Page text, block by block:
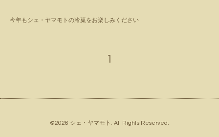
今年もシェ・ヤマモトの冷菓をお楽しみください
1
©2026 シェ・ヤマモト . All Rights Reserved.